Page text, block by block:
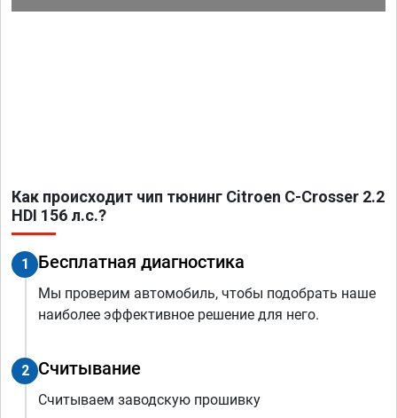
Как происходит чип тюнинг Citroen C-Crosser 2.2
HDI 156 л.с.?
1 Бесплатная диагностика
Мы проверим автомобиль, чтобы подобрать наше
наиболее эффективное решение для него.
2 Считывание
Считываем заводскую прошивку